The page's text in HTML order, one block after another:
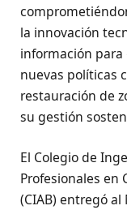
la innovación
información
nuevas políticas
restauración de
su gestión
El Colegio de
Profesionales en
(CIAB) entregó